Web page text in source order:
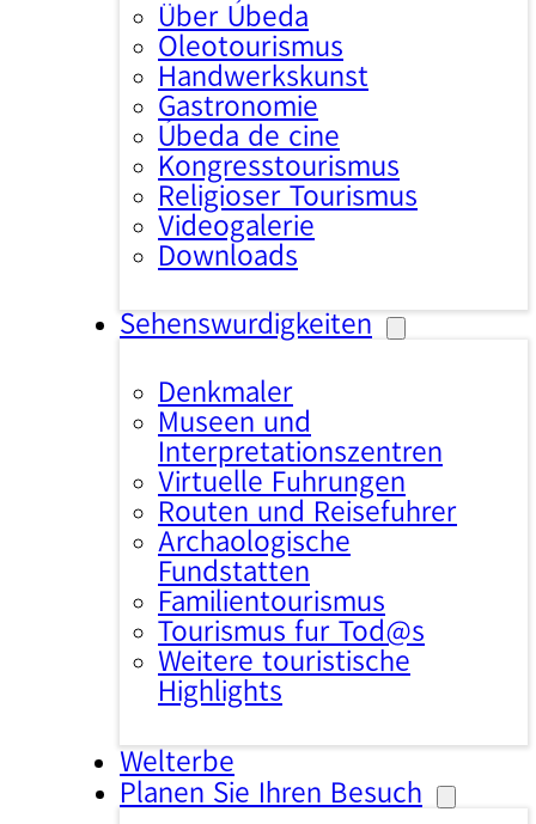
Über Úbeda
Oleotourismus
Handwerkskunst
Gastronomie
Úbeda de cine
Kongresstourismus
Religiöser Tourismus
Videogalerie
Downloads
Sehenswürdigkeiten
Denkmäler
Museen und
Interpretationszentren
Virtuelle Führungen
Routen und Reiseführer
Archäologische
Fundstätten
Familientourismus
Tourismus für Tod@s
Weitere touristische
Highlights
Welterbe
Planen Sie Ihren Besuch